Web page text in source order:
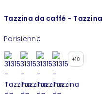
Tazzina da caffé - Tazzina
Parisienne
+10